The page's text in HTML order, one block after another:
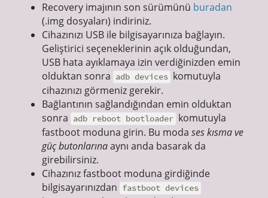
Recovery imajının son sürümünü buradan
(.img dosyaları) indiriniz.
Cihazınızı USB ile bilgisayarınıza bağlayın.
Geliştirici seçeneklerinin açık olduğundan,
USB hata ayıklamaya izin verdiğinizden emin
olduktan sonra adb devices komutuyla
cihazınızı görmeniz gerekir.
Bağlantının sağlandığından emin olduktan
sonra adb reboot bootloader komutuyla
fastboot moduna girin. Bu moda ses kısma ve
güç butonlarınaaynı anda basarak da
girebilirsiniz.
Cihazınız fastboot moduna girdiğinde
bilgisayarınızdan fastboot devices